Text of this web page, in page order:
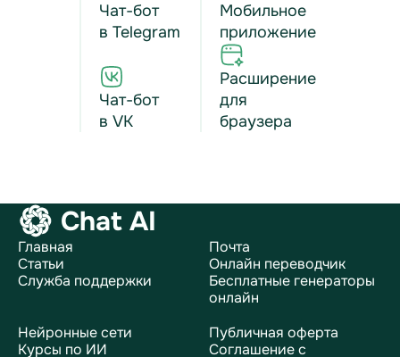
Чат-бот
в Telegram
Чат-бот
в VK
Мобильное
приложение
Расширение
для
браузера
Chat AI
Главная
Статьи
Служба поддержки
Почта
Онлайн переводчик
Бесплатные генераторы
онлайн
Нейронные сети
Курсы по ИИ
Публичная оферта
Соглашение с